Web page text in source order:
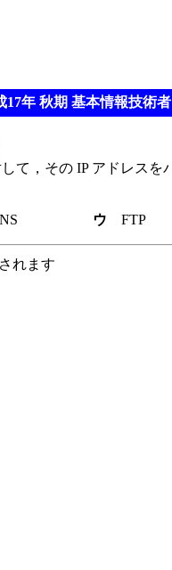
17年 秋期 基本情報技術
て，その IP アドレスを
ウ
れます